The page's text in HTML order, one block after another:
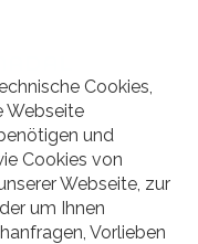
Cookies,
Webseite
und
Cookies von
Webseite, zur
um Ihnen
Vorlieben